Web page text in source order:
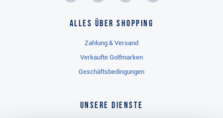
Alles über Shopping
Zahlung & Versand
Verkaufte Golfmarken
Geschäftsbedingungen
Unsere Dienste